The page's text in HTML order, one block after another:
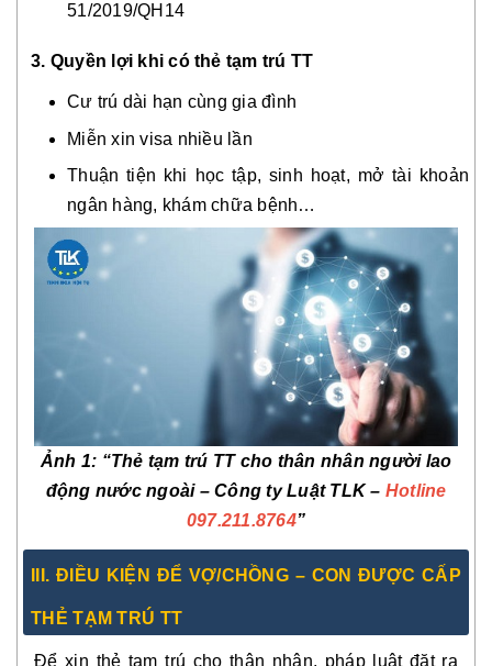
51/2019/QH14
3. Quyền lợi khi có thẻ tạm trú TT
Cư trú dài hạn cùng gia đình
Miễn xin visa nhiều lần
Thuận tiện khi học tập, sinh hoạt, mở tài khoản
ngân hàng, khám chữa bệnh…
Ảnh 1: “Thẻ tạm trú TT cho thân nhân người lao
động nước ngoài – Công ty Luật TLK – Hotline
097.211.8764”
III. ĐIỀU KIỆN ĐỂ VỢ/CHỒNG – CON ĐƯỢC CẤP
THẺ TẠM TRÚ TT
Để xin thẻ tạm trú cho thân nhân, pháp luật đặt ra